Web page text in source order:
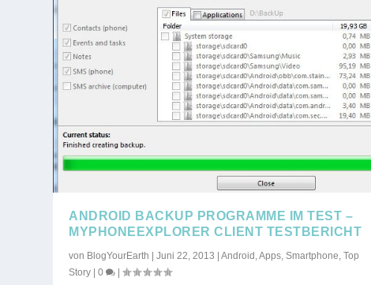
ANDROID BACKUP PROGRAMME IM TEST –
MYPHONEEXPLORER CLIENT TESTBERICHT
von BlogYourEarth |Juni 22, 2013 |Android ,Apps ,Smartphone ,Top
Story |0 |